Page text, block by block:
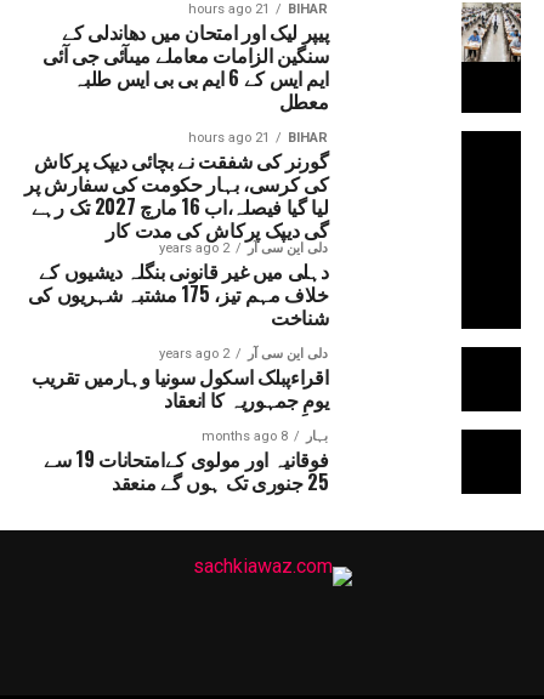
BIHAR
21 hours ago
پیپر لیک اور امتحان میں دھاندلی کے
سنگین الزامات معاملے میںآئی جی آئی
ایم ایس کے 6 ایم بی بی ایس طلبہ
معطل
BIHAR
21 hours ago
گورنر کی شفقت نے بچائی دیپک پرکاش
کی کرسی، بہار حکومت کی سفارش پر
لیا گیا فیصلہ،اب 16 مارچ 2027 تک رہے
گی دیپک پرکاش کی مدت کار
دلی این سی آر 2 years ago
دہلی میں غیر قانونی بنگلہ دیشیوں کے
خلاف مہم تیز، 175 مشتبہ شہریوں کی
شناخت
دلی این سی آر 2 years ago
اقراءپبلک اسکول سونیا وہارمیں تقریب
یومِ جمہوریہ کا انعقاد
بہار 8 months ago
فوقانیہ اور مولوی کےامتحانات 19 سے
25 جنوری تک ہوں گے منعقد